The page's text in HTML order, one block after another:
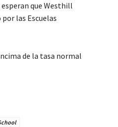
que Westhill
las Escuelas
de la tasa normal